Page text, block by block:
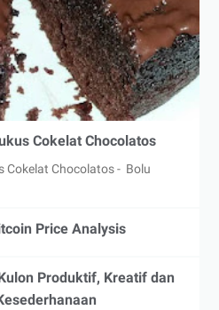
Cokelat Chocolatos
Cokelat Chocolatos - Bolu
Price Analysis
Produktif, Kreatif dan